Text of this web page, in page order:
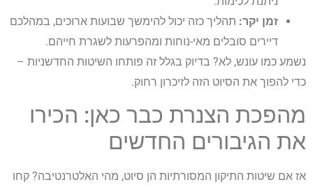
זמן יקר: תהליך כזה יכול להימשך שבועות ארוכים, במהלכם
דיירים סובלים מאי-נוחות ומהפרעות לשגרת חייהם.
נשמע כמו עונש, לא? בדיוק בגלל זה פותחו השיטות החדשניות –
כדי להפוך את הסיוט הזה לזיכרון רחוק.
מהפכת הצנרת כבר כאן: הכירו
את הגיבורים החדשים
אז אם שיטות התיקון המסורתיות הן סיוט, מהי האלטרנטיבה? קחו